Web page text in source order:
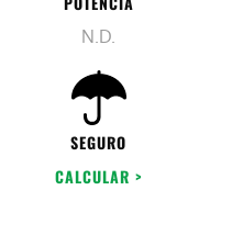
N.D.
SEGURO
CALCULAR >